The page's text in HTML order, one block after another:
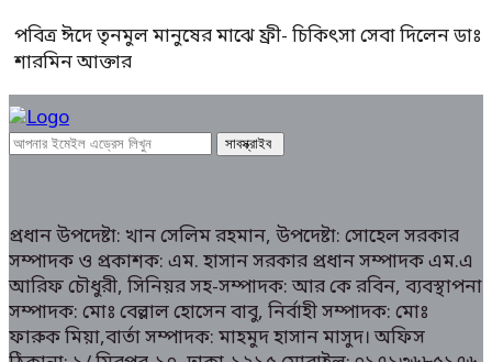
পবিত্র ঈদে তৃনমুল মানুষের মাঝে ফ্রী- চিকিৎসা সেবা দিলেন ডাঃ
শারমিন আক্তার
প্রধান উপদেষ্টা: খান সেলিম রহমান, উপদেষ্টা: সোহেল সরকার
সম্পাদক ও প্রকাশক: এম. হাসান সরকার প্রধান সম্পাদক এম.এ
আরিফ চৌধুরী, সিনিয়র সহ-সম্পাদক: আর কে রবিন, ব্যবস্থাপনা
সম্পাদক: মোঃ বেল্লাল হোসেন বাবু, নির্বাহী সম্পাদক: মোঃ
ফারুক মিয়া,বার্তা সম্পাদক: মাহমুদ হাসান মাসুদ। অফিস